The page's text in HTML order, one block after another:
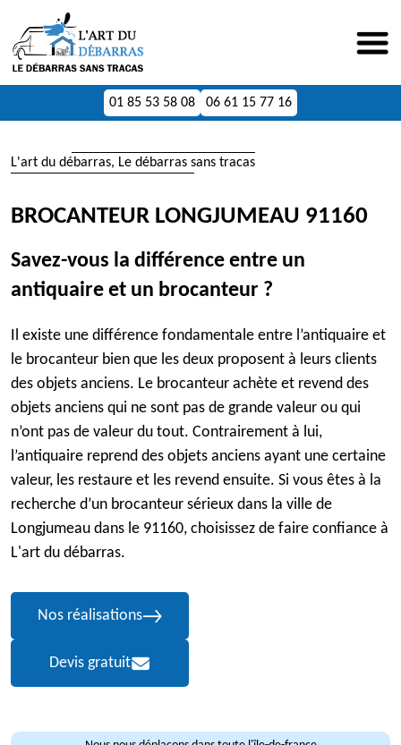
01 85 53 58 08 06 61 15 77 16
L'art du débarras, Le débarras sans tracas
BROCANTEUR LONGJUMEAU 91160
Savez-vous la différence entre un
antiquaire et un brocanteur ?
Il existe une différence fondamentale entre l’antiquaire et
le brocanteur bien que les deux proposent à leurs clients
des objets anciens. Le brocanteur achète et revend des
objets anciens qui ne sont pas de grande valeur ou qui
n’ont pas de valeur du tout. Contrairement à lui,
l’antiquaire reprend des objets anciens ayant une certaine
valeur, les restaure et les revend ensuite. Si vous êtes à la
recherche d’un brocanteur sérieux dans la ville de
Longjumeau dans le 91160, choisissez de faire confiance à
L'art du débarras.
Nos réalisations
Devis gratuit